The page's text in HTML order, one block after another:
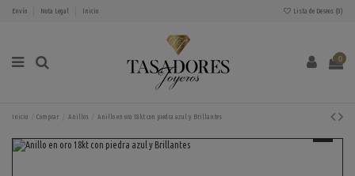
Envío Nota Legal Inicio Lista de Deseos (0)
0
Inicio Comprar Anillos Anillo en oro 18kt con piedra azul y Brillantes